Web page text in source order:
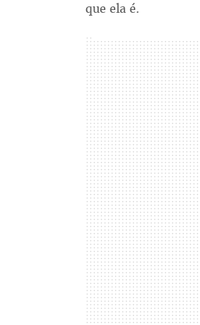
que ela é.